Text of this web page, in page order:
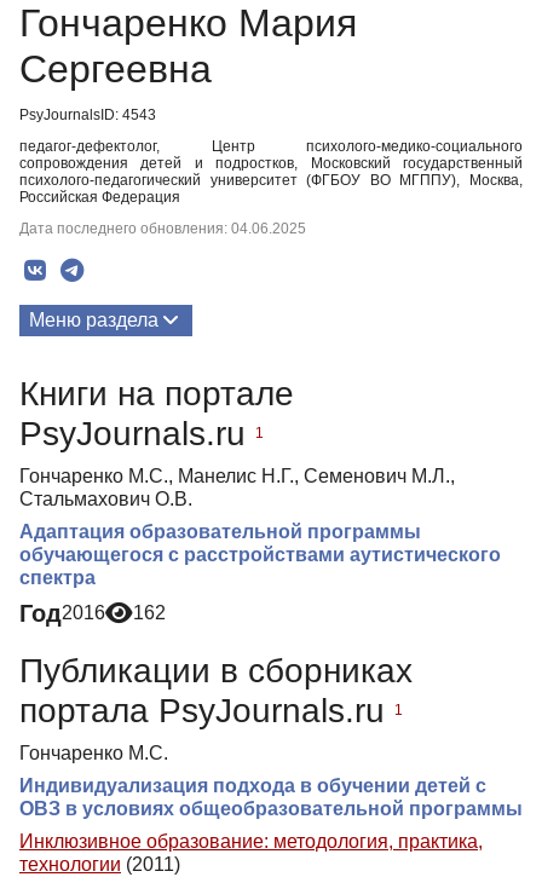
Гончаренко Мария
Сергеевна
PsyJournalsID: 4543
педагог-дефектолог, Центр психолого-медико-социального
сопровождения детей и подростков, Московский государственный
психолого-педагогический университет (ФГБОУ ВО МГППУ), Москва,
Российская Федерация
Дата последнего обновления: 04.06.2025
Меню раздела
Книги на портале
PsyJournals.ru
1
Гончаренко М.С., Манелис Н.Г., Семенович М.Л.,
Стальмахович О.В.
Адаптация образовательной программы
обучающегося с расстройствами аутистического
спектра
Год2016 162
Публикации в сборниках
портала PsyJournals.ru
1
Гончаренко М.С.
Индивидуализация подхода в обучении детей с
ОВЗ в условиях общеобразовательной программы
Инклюзивное образование: методология, практика,
технологии (2011)